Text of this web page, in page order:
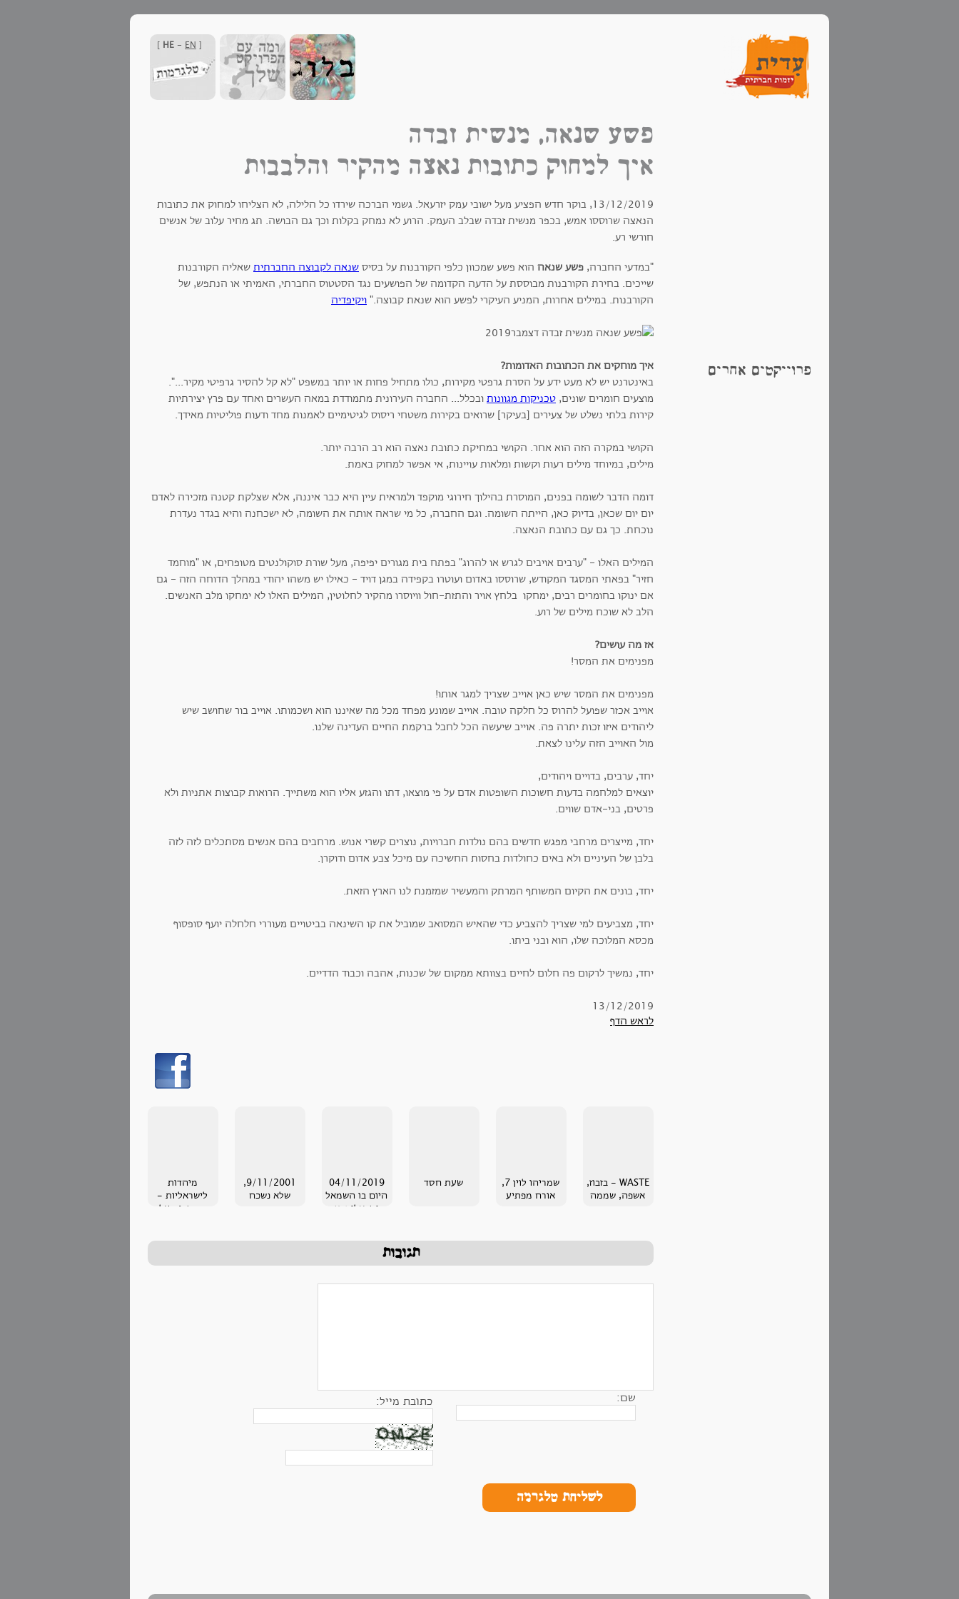
[
HE - EN
]
פרוייקטים אחרים
פשע שנאה, מנשית זבדה
איך למחוק כתובות נאצה מהקיר והלבבות
13/12/2019, בוקר חדש הפציע מעל ישובי עמק יזרעאל. גשמי הברכה שירדו כל הלילה, לא הצליחו למחוק את כתובות
הנאצה שרוססו אמש, בכפר מנשית זבדה שבלב העמק. הרוע לא נמחק בקלות וכך גם הבושה. תג מחיר עלוב של אנשים
חורשי רע.
"במדעי החברה, פשע שנאה הוא פשע שמכוון כלפי הקורבנות על בסיס שנאה לקבוצה החברתית שאליה הקורבנות
שייכים. בחירת הקורבנות מבוססת על הדעה הקדומה של הפושעים נגד הסטטוס החברתי, האמיתי או הנתפש, של
הקורבנות. במילים אחרות, המניע העיקרי לפשע הוא שנאת קבוצה." ויקיפדיה
איך מוחקים את הכתובות האדומות?
באינטרנט יש לא מעט ידע על הסרת גרפטי מקירות, כולו מתחיל פחות או יותר במשפט "לא קל להסיר גרפיטי מקיר...".
מוצעים חומרים שונים, טכניקות מגוונות ובכלל... החברה העירונית מתמודדת במאה העשרים ואחד עם פרץ יצירתיות
קירות בלתי נשלט של צעירים [בעיקר] שרואים בקירות משטחי ריסוס לגיטימיים לאמנות מחד ודעות פוליטיות מאידך.
הקושי במקרה הזה הוא אחר. הקושי במחיקת כתובת נאצה הוא רב הרבה יותר.
מילים, במיוחד מילים רעות וקשות ומלאות עויינות, אי אפשר למחוק באמת.
דומה הדבר לשומה בפנים, המוסרת בהילוך חירוגי מוקפד ולמראית עיין היא כבר איננה, אלא שצלקת קטנה מזכירה לאדם
יום יום שכאן, בדיוק כאן, הייתה השומה. וגם החברה, כל מי שראה אותה את השומה, לא ישכחנה והיא בגדר נעדרת
נוכחת. כך גם עם כתובת הנאצה.
המילים האלו - "ערבים אויבים לגרש או להרוג" בפתח בית מגורים יפיפה, מעל שורת סוקולנטים מטופחים, או "מוחמד
חזיר" בפאתי המסגד המקודש, שרוססו באדום ועוטרו בקפידה במגן דויד - כאילו יש משהו יהודי במהלך הדוחה הזה - גם
אם ינוקו בחומרים רבים, ימחקו בלחץ אויר והתזת-חול וויוסרו מהקיר לחלוטין, המילים האלו לא ימחקו מלב האנשים.
הלב לא שוכח מילים של רוע.
אז מה עושים?
מפנימים את המסר!
מפנימים את המסר שיש כאן אוייב שצריך למגר אותו!
אוייב אכזר שפועל להרוס כל חלקה טובה. אוייב שמונע מפחד מכל מה שאיננו הוא ושכמותו. אוייב בור שחושב שיש
ליהודים איזו זכות יתרה פה. אוייב שיעשה הכל לחבל ברקמת החיים העדינה שלנו.
מול האוייב הזה עלינו לצאת.
יחד, ערבים, בדויים ויהודים,
יוצאים למלחמה בדעות חשוכות השופטות אדם על פי מוצאו, דתו והגזע אליו הוא משתייך. הרואות קבוצות אתניות ולא
פרטים, בני-אדם שווים.
יחד, מייצרים מרחבי מפגש חדשים בהם נולדות חברויות, נוצרים קשרי אנוש. מרחבים בהם אנשים מסתכלים לזה לזה
בלבן של העיניים ולא באים כחולדות בחסות החשיכה עם מיכל צבע אדום ודוקרן.
יחד, בונים את הקיום המשותף המרתק והמעשיר שמזמנת לנו הארץ הזאת.
יחד, מצביעים למי שצריך להצביע כדי שהאיש המסואב שמוביל את קו השינאה בביטויים מעוררי חלחלה יועף סופסוף
מכסא המלוכה שלו, הוא ובני ביתו.
יחד, נמשיך לרקום פה חלום לחיים בצוותא ממקום של שכנות, אהבה וכבוד הדדיים.
13/12/2019
לראש הדף
WASTE - בזבוז,
אשפה, שממה
שמריהו לוין 7,
אורח מפתיע
שעת חסד
04/11/2019
היום בו השמאל
הישראלי נרצח
9/11/2001,
שלא נשכח
מיהדות
לישראליות -
מחשבות על
תגובות
שם: כתובת מייל:
לשליחת טלגרמה